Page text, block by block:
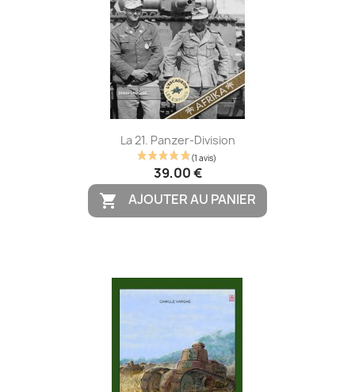
La 21. Panzer-Division
39,00 €
 AJOUTER AU PANIER